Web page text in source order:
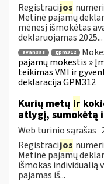
Registracijos
Metinė pajamų
mėnesį išmokėtas
deklaruojamas 2025...
avansas gpm312
pajamų mokestis »
teikimas VMI ir
deklaracija GPM312
Kurių metų ir
atlygį, sumokėtą
Web turinio sąrašas
Registracijos
Metinė pajamų
išmokas individualią
pajamas iš...